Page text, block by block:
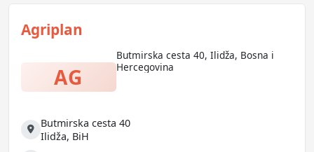
Agriplan
AG
Butmirska cesta 40, Ilidža, Bosna i
Hercegovina
Adresa
Butmirska cesta 40
Ilidža, BiH